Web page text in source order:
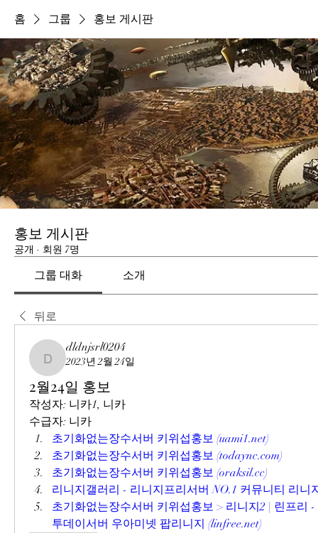
홈 그룹 홍보 게시판
홍보 게시판
공개 · 회원 7명
그룹 대화 소개
뒤로
dldnjsrl0204
dldnjsrl0204
2023년 2월 24일
2월24일 홍보
작성자: 니카1, 니카
수급자: 니카
초기화없는장수서버 키위섭홍보 (uami1.net)
초기화없는장수서버 키위섭홍보 (todaync.com)
초기화없는장수서버 키위섭홍보 (oraksil.cc)
리니지갤러리 - 리니지프리서버 NO.1 커뮤니티 리니
초기화없는장수서버 키위섭홍보 > 리니지2 | 린프리
투데이서버 우아미넷 팝리니지 (linfree.net)